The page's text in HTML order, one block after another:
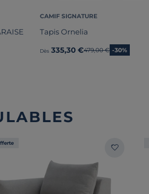
CAMIF SIGNATURE
Tapis Ornelia
Dès 335,30 €Ancien prix
479,00 € -30%